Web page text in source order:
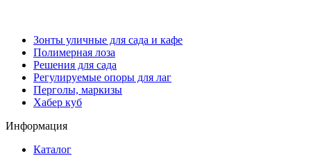
Зонты уличные для сада и кафе
Полимерная лоза
Решения для сада
Регулируемые опоры для лаг
Перголы, маркизы
Хабер куб
Информация
Каталог